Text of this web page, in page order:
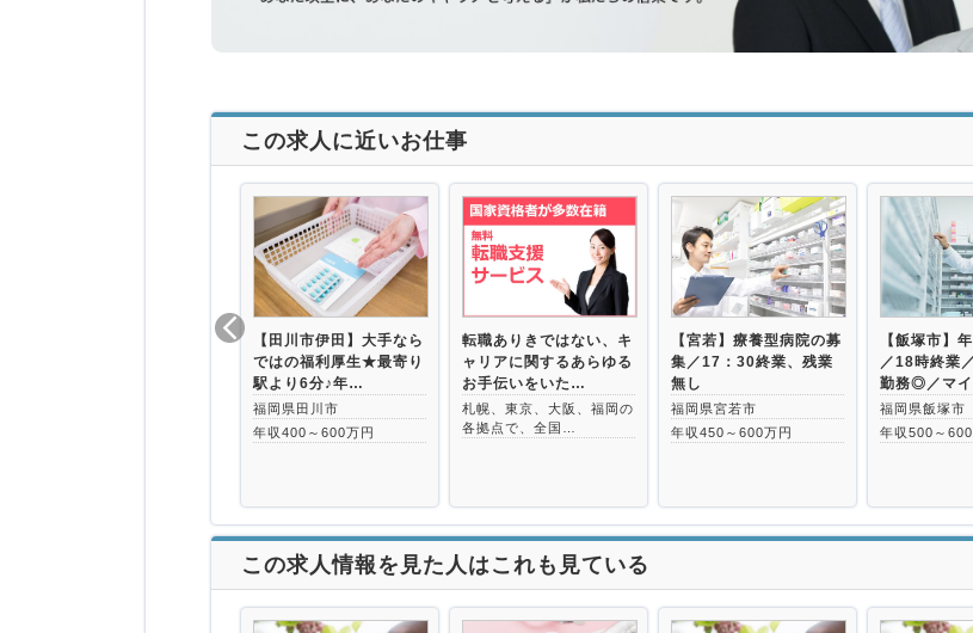
この求人に近いお仕事
【田川市伊田】大手なら
ではの福利厚生★最寄り
駅より6分♪年…
福岡県田川市
年収400～600万円
転職ありきではない、キ
ャリアに関するあらゆる
お手伝いをいた…
札幌、東京、大阪、福岡の
各拠点で、全国…
【宮若】療養型病院の募
集／17：30終業、残業
無し
福岡県宮若市
年収450～600万円
【飯塚市】
／18時終業
勤務◎／マ
福岡県飯塚市
年収500～600
この求人情報を見た人はこれも見ている